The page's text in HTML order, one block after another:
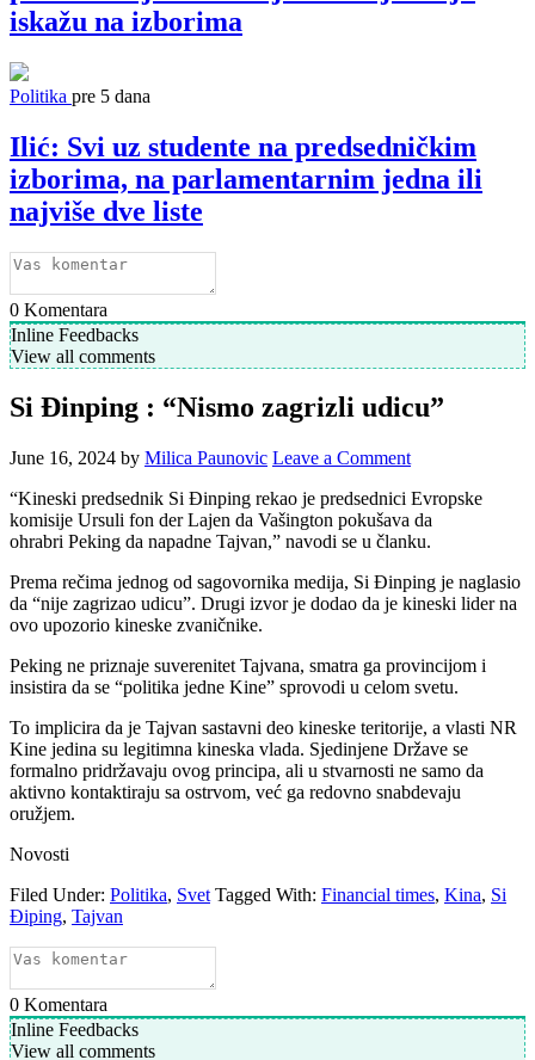
iskažu na izborima
Politika pre 5 dana
Ilić: Svi uz studente na predsedničkim
izborima, na parlamentarnim jedna ili
najviše dve liste
0 Komentara
Inline Feedbacks
View all comments
Si Đinping : “Nismo zagrizli udicu”
June 16, 2024 by Milica Paunovic Leave a Comment
“Kineski predsednik Si Đinping rekao je predsednici Evropske
komisije Ursuli fon der Lajen da Vašington pokušava da
ohrabri Peking da napadne Tajvan,” navodi se u članku.
Prema rečima jednog od sagovornika medija, Si Đinping je naglasio
da “nije zagrizao udicu”. Drugi izvor je dodao da je kineski lider na
ovo upozorio kineske zvaničnike.
Peking ne priznaje suverenitet Tajvana, smatra ga provincijom i
insistira da se “politika jedne Kine” sprovodi u celom svetu.
To implicira da je Tajvan sastavni deo kineske teritorije, a vlasti NR
Kine jedina su legitimna kineska vlada. Sjedinjene Države se
formalno pridržavaju ovog principa, ali u stvarnosti ne samo da
aktivno kontaktiraju sa ostrvom, već ga redovno snabdevaju
oružjem.
Novosti
Filed Under: Politika, Svet Tagged With: Financial times, Kina, Si
Điping, Tajvan
0 Komentara
Inline Feedbacks
View all comments